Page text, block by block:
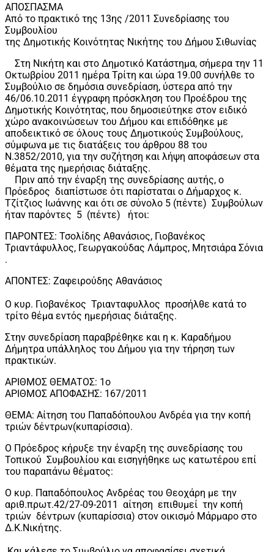
ΑΠΟΣΠΑΣΜΑ
Από το πρακτικό της 13ης /2011 Συνεδρίασης του
Συμβουλίου
της Δημοτικής Κοινότητας Νικήτης του Δήμου Σιθωνίας
Στη Νικήτη και στο Δημοτικό Κατάστημα, σήμερα την 11
Οκτωβρίου 2011 ημέρα Τρίτη και ώρα 19.00 συνήλθε το
Συμβούλιο σε δημόσια συνεδρίαση, ύστερα από την
46/06.10.2011 έγγραφη πρόσκληση του Προέδρου της
Δημοτικής Κοινότητας, που δημοσιεύτηκε στον ειδικό
χώρο ανακοινώσεων του Δήμου και επιδόθηκε με
αποδεικτικό σε όλους τους Δημοτικούς Συμβούλους,
σύμφωνα με τις διατάξεις του άρθρου 88 του
Ν.3852/2010, για την συζήτηση και λήψη αποφάσεων στα
θέματα της ημερήσιας διάταξης.
Πριν από την έναρξη της συνεδρίασης αυτής, ο
Πρόεδρος διαπίστωσε ότι παρίσταται ο Δήμαρχος κ.
Τζίτζιος Ιωάννης και ότι σε σύνολο 5 (πέντε) Συμβούλων
ήταν παρόντες 5 (πέντε) ήτοι:
ΠΑΡΟΝΤΕΣ: Τσολίδης Αθανάσιος, Γιοβανέκος
Τριαντάφυλλος, Γεωργακούδας Λάμπρος, Μητσιάρα Σόνια
.
ΑΠΟΝΤΕΣ: Ζαφειρούδης Αθανάσιος
Ο κυρ. Γιοβανέκος Τριανταφυλλος προσήλθε κατά το
τρίτο θέμα εντός ημερήσιας διάταξης.
Στην συνεδρίαση παραβρέθηκε και η κ. Καραδήμου
Δήμητρα υπάλληλος του Δήμου για την τήρηση των
πρακτικών.
AΡΙΘΜΟΣ ΘΕΜΑΤΟΣ: 1ο
ΑΡΙΘΜΟΣ ΑΠΟΦΑΣΗΣ: 167/2011
ΘΕΜΑ: Αίτηση του Παπαδόπουλου Ανδρέα για την κοπή
τριών δέντρων(κυπαρίσσια).
Ο Πρόεδρος κήρυξε την έναρξη της συνεδρίασης του
Τοπικού Συμβουλίου και εισηγήθηκε ως κατωτέρου επί
του παραπάνω θέματος:
Ο κυρ. Παπαδόπουλος Ανδρέας του Θεοχάρη με την
αριθ.πρωτ.42/27-09-2011 αίτηση επιθυμεί την κοπή
τριών δέντρων (κυπαρίσσια) στον οικισμό Μάρμαρο στο
Δ.Κ.Νικήτης.